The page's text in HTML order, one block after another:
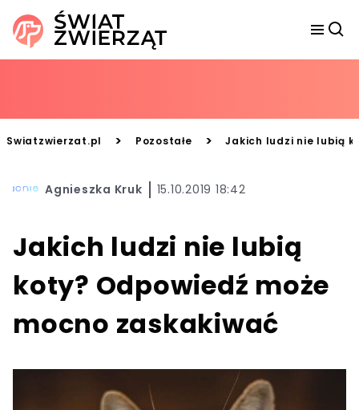
Swiatzwierzat.pl > Pozostałe > Jakich ludzi nie lubią
Agnieszka Kruk 15.10.2019 18:42
Jakich ludzi nie lubią
koty? Odpowiedź może
mocno zaskakiwać